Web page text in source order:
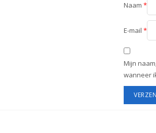
Naam *
E-mail *
Mijn
wanneer